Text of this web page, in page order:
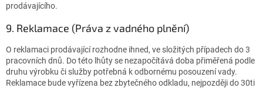
prodávajícího.
9. Reklamace (Práva z vadného plnění)
O reklamaci prodávající rozhodne ihned, ve složitých případech do 3
pracovních dnů. Do této lhůty se nezapočítává doba přiměřená podle
druhu výrobku či služby potřebná k odbornému posouzení vady.
Reklamace bude vyřízena bez zbytečného odkladu, nejpozději do 30ti